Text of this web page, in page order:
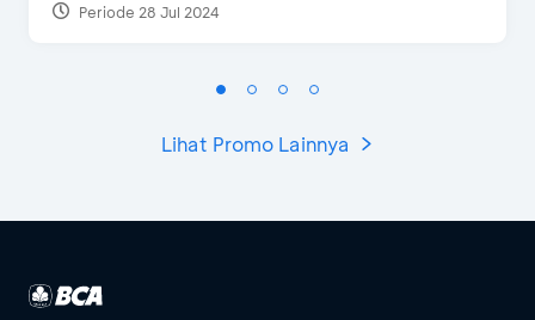
Periode 28 Jul 2024
Lihat Promo Lainnya